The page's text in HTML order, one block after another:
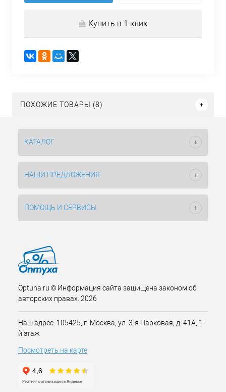
Купить в 1 клик
ПОХОЖИЕ ТОВАРЫ (8)
КАТАЛОГ
НАШИ ПРЕДЛОЖЕНИЯ
ПОМОЩЬ И СЕРВИСЫ
Optuha.ru © Информация сайта защищена законом об
авторских правах. 2026
Наш адрес: 105425, г. Москва, ул. 3-я Парковая, д. 41А, 1-
й этаж
Посмотреть на карте